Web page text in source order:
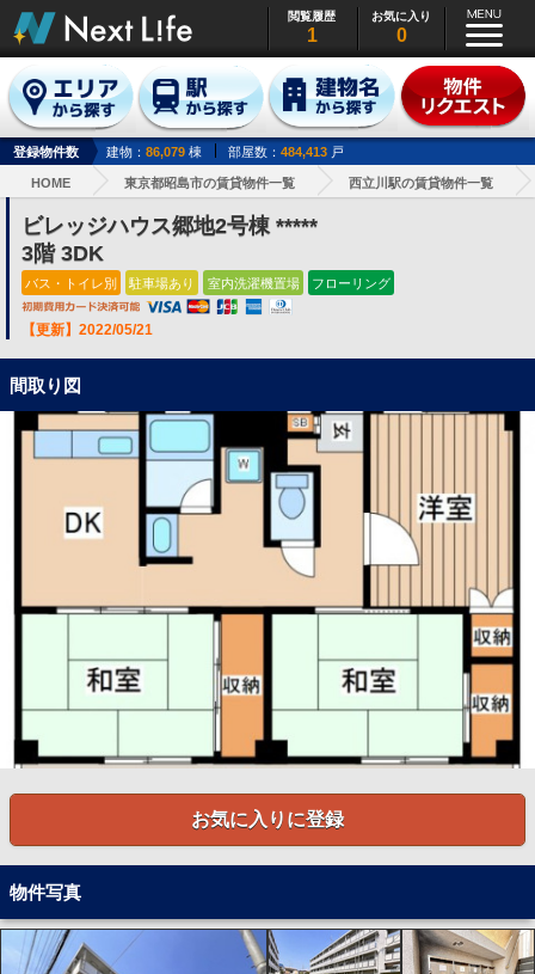
閲覧履歴
1
お気に入り
0
登録物件数 建物： 86,079 棟 部屋数： 484,413 戸
HOME 東京都昭島市の賃貸物件一覧 西立川駅の賃貸物件一覧
ビレッジハウス郷地2号棟 *****
3階 3DK
バス・トイレ別 駐車場あり 室内洗濯機置場 フローリング
【更新】2022/05/21
間取り図
お気に入りに登録
物件写真